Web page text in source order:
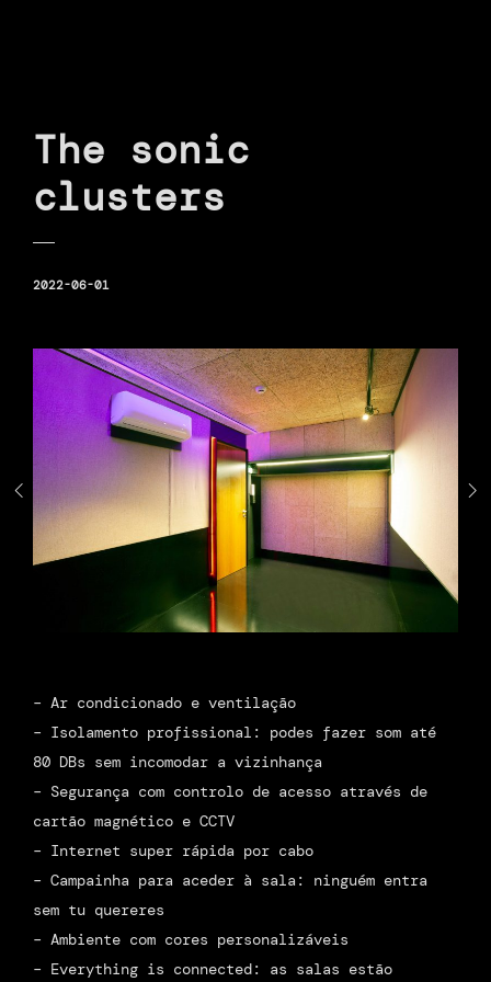
The sonic
clusters
2022-06-01
– Ar condicionado e ventilação
– Isolamento profissional: podes fazer som até
80 DBs sem incomodar a vizinhança
– Segurança com controlo de acesso através de
cartão magnético e CCTV
– Internet super rápida por cabo
– Campainha para aceder à sala: ninguém entra
sem tu quereres
– Ambiente com cores personalizáveis
– Everything is connected: as salas estão